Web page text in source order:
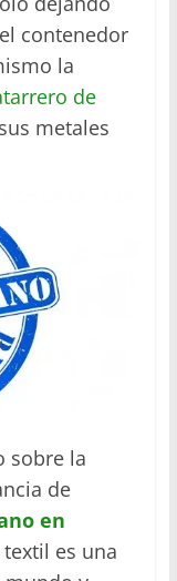
contenedor
la
de
metales
sobre la
de
en
es una